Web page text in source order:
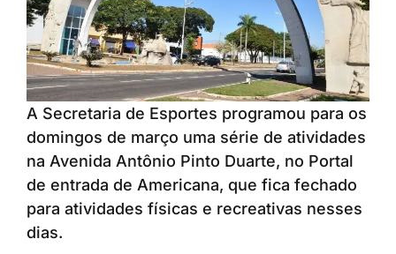
A Secretaria de Esportes programou para os
domingos de março uma série de atividades
na Avenida Antônio Pinto Duarte, no Portal
de entrada de Americana, que fica fechado
para atividades físicas e recreativas nesses
dias.